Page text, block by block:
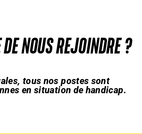
NOUS REJOINDRE ?
tous nos postes sont
en situation de handicap.